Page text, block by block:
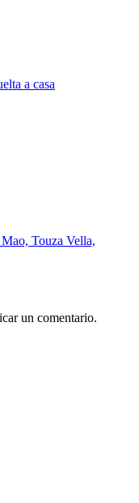
a casa
Touza Vella,
un comentario.